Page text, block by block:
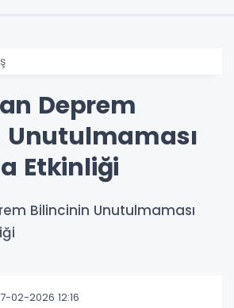
Deprem
Unutulmaması
Etkinliği
Bilincinin Unutulmaması
02-2026 12:16